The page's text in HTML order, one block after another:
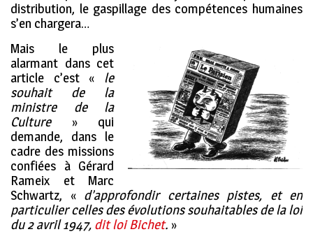
distribution, le gaspillage des compétences humaines
s’en chargera…
Mais le plus
alarmant dans cet
article c’est « le
souhait de la
ministre de la
Culture » qui
demande, dans le
cadre des missions
confiées à Gérard
Rameix et Marc
Schwartz, « d’approfondir certaines pistes, et en
particulier celles des évolutions souhaitables de la loi
du 2 avril 1947, dit loi Bichet. »